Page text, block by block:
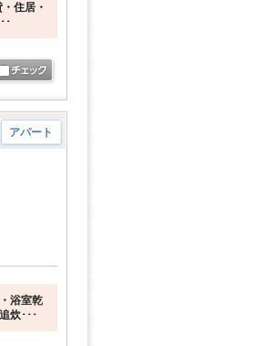
住居・
･
アパート
浴室乾
炊･･･